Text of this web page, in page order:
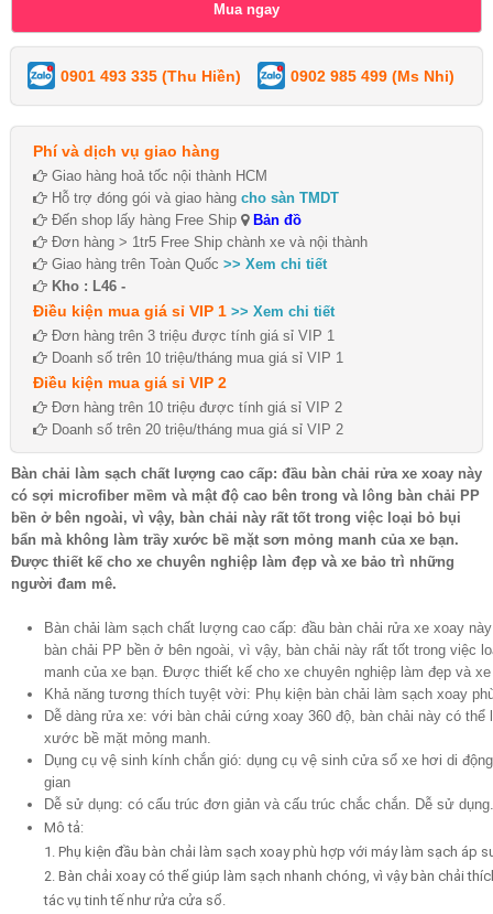
0901 493 335 (Thu Hiền) 0902 985 499 (Ms Nhi)
Phí và dịch vụ giao hàng
Giao hàng hoả tốc nội thành HCM
Hỗ trợ đóng gói và giao hàng cho sàn TMDT
Đến shop lấy hàng Free Ship
Bản đồ
Đơn hàng > 1tr5 Free Ship chành xe và nội thành
Giao hàng trên Toàn Quốc >> Xem chi tiết
Kho : L46 -
Điều kiện mua giá sỉ VIP 1 >> Xem chi tiết
Đơn hàng trên 3 triệu được tính giá sỉ VIP 1
Doanh số trên 10 triệu/tháng mua giá sỉ VIP 1
Điều kiện mua giá sỉ VIP 2
Đơn hàng trên 10 triệu được tính giá sỉ VIP 2
Doanh số trên 20 triệu/tháng mua giá sỉ VIP 2
Bàn chải làm sạch chất lượng cao cấp: đầu bàn chải rửa xe xoay này
có sợi microfiber mềm và mật độ cao bên trong và lông bàn chải PP
bền ở bên ngoài, vì vậy, bàn chải này rất tốt trong việc loại bỏ bụi
bẩn mà không làm trầy xước bề mặt sơn mỏng manh của xe bạn.
Được thiết kế cho xe chuyên nghiệp làm đẹp và xe bảo trì những
người đam mê.
Bàn chải làm sạch chất lượng cao cấp: đầu bàn chải rửa xe xoay
bàn chải PP bền ở bên ngoài, vì vậy, bàn chải này rất tốt trong việc
manh của xe bạn. Được thiết kế cho xe chuyên nghiệp làm đẹp và
Khả năng tương thích tuyệt vời: Phụ kiện bàn chải làm sạch xoay
Dễ dàng rửa xe: với bàn chải cứng xoay 360 độ, bàn chải này có
xước bề mặt mỏng manh.
Dụng cụ vệ sinh kính chắn gió: dụng cụ vệ sinh cửa sổ xe hơi di
gian
Dễ sử dụng: có cấu trúc đơn giản và cấu trúc chắc chắn. Dễ sử dụng.
Mô tả:
1. Phụ kiện đầu bàn chải làm sạch xoay phù hợp với máy làm sạch áp
2. Bàn chải xoay có thể giúp làm sạch nhanh chóng, vì vậy bàn chải
tác vụ tinh tế như rửa cửa sổ.